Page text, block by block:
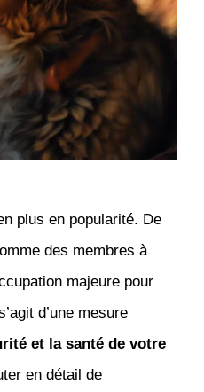
plus en popularité. De
des membres à
majeure pour
d’une mesure
et la santé de votre
en détail de